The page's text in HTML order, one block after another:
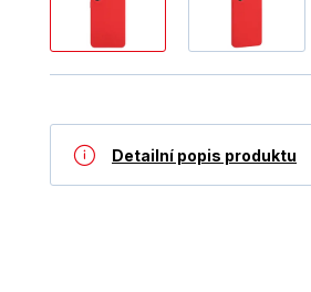
Detailní popis produktu